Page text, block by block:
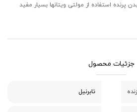
پرنده استفاده از مولتی ویتانها بسیار مفید
جزئیات محصول
تابرنیل